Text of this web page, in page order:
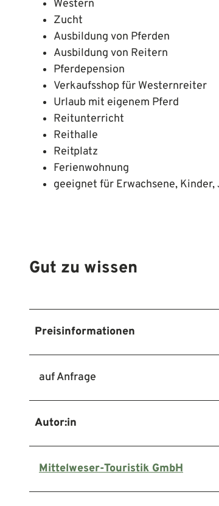
Western
Zucht
Ausbildung von Pferden
Ausbildung von Reitern
Pferdepension
Verkaufsshop für Westernreiter
Urlaub mit eigenem Pferd
Reitunterricht
Reithalle
Reitplatz
Ferienwohnung
geeignet für Erwachsene,
Gut zu wissen
Preisinformationen
auf Anfrage
Autor:in
Mittelweser-Touristik GmbH